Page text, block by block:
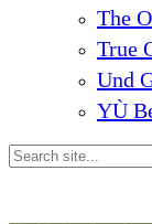
The
True
Und
YÙ